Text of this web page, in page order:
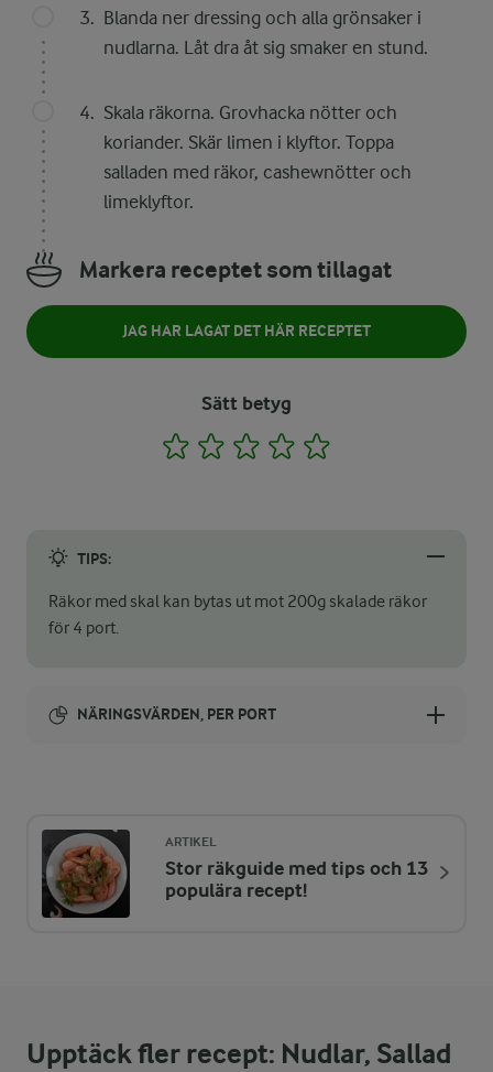
Blanda ner dressing och alla grönsaker i
nudlarna. Låt dra åt sig smaker en stund.
Skala räkorna. Grovhacka nötter och
koriander. Skär limen i klyftor. Toppa
salladen med räkor, cashewnötter och
limeklyftor.
Markera receptet som tillagat
JAG HAR LAGAT DET HÄR RECEPTET
Sätt betyg
1 2 3 4
TIPS:
Räkor med skal kan bytas ut mot 200g skalade räkor
för 4 port.
NÄRINGSVÄRDEN, PER PORT
ENERGIDISTRIBUTION %
NÄRINGSVÄRDEN PER PORT
Fett:
27,7 %
16,7 g
ARTIKEL
Stor räkguide med tips och 13
populära recept!
Upptäck fler recept: Nudlar, Sallad